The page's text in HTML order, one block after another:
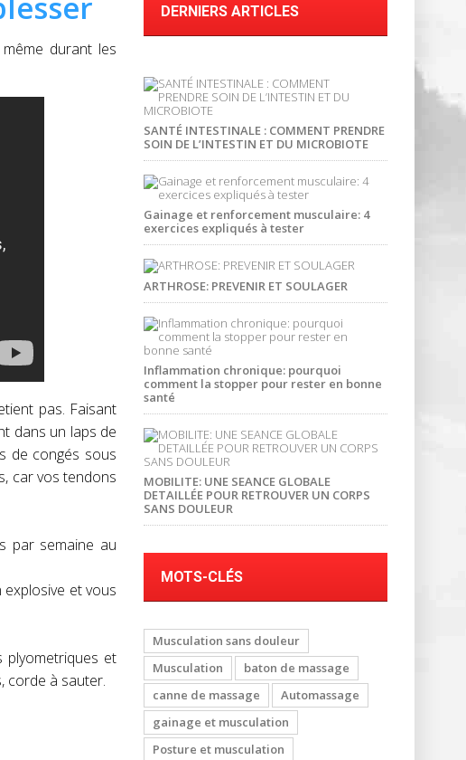
durant les
pas. Faisant
dans un laps de
de congés sous
car vos tendons
par semaine au
et vous
plyometriques et
corde à sauter.
DERNIERS ARTICLES
SANTÉ INTESTINALE : COMMENT PRENDRE
SOIN DE L’INTESTIN ET DU MICROBIOTE
Gainage et renforcement musculaire: 4
exercices expliqués à tester
ARTHROSE: PREVENIR ET SOULAGER
Inflammation chronique: pourquoi
comment la stopper pour rester en bonne
santé
MOBILITE: UNE SEANCE GLOBALE
DETAILLÉE POUR RETROUVER UN CORPS
SANS DOULEUR
MOTS-CLÉS
Musculation sans douleur
Musculation
baton de massage
canne de massage
Automassage
gainage et musculation
Posture et musculation